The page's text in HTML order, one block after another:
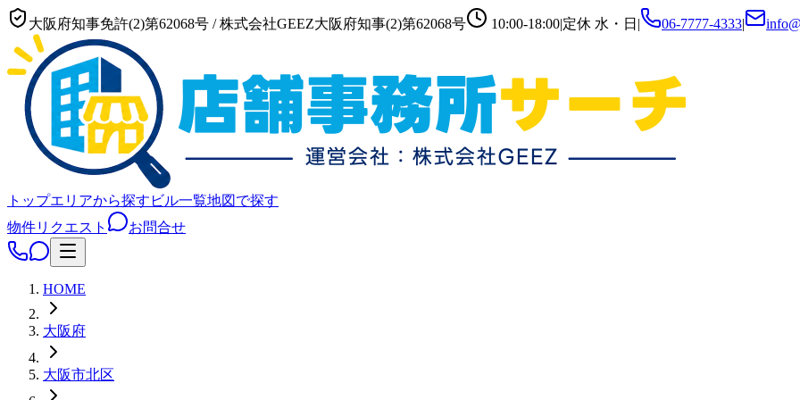
大阪府知事免許(2)第62068号 /株式会社GEEZ大阪府知事(2)第62068号 10:00-18:00|定休 水・日 | 06-7777-4333|
トップエリアから探す ビル一覧地図で探す
物件リクエスト
お問合せ
HOME
大阪府
大阪市北区